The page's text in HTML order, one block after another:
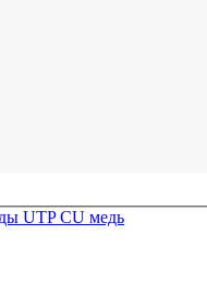
UTP CU медь